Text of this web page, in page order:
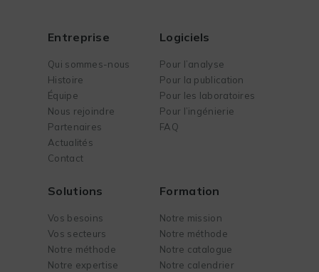
Entreprise
Qui sommes-nous
Histoire
Équipe
Nous rejoindre
Partenaires
Actualités
Contact
Logiciels
Pour l’analyse
Pour la publication
Pour les laboratoires
Pour l’ingénierie
FAQ
Solutions
Vos besoins
Vos secteurs
Notre méthode
Notre expertise
Formation
Notre mission
Notre méthode
Notre catalogue
Notre calendrier